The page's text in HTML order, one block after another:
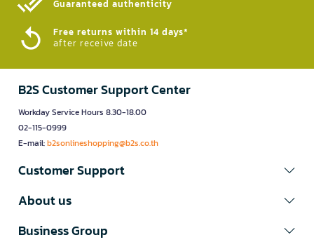
Guaranteed authenticity​
Free returns within 14 days*
after receive date
B2S Customer Support Center
Workday Service Hours 8.30-18.00
02-115-0999
E-mail:b2sonlineshopping@b2s.co.th
Customer Support
About us
Business Group